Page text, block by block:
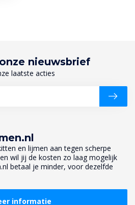
en lijmen aan tegen scherpe
wil jij de kosten zo laag mogelijk
betaal je minder, voor dezelfde
informatie
nieuwsbrief
laatste acties